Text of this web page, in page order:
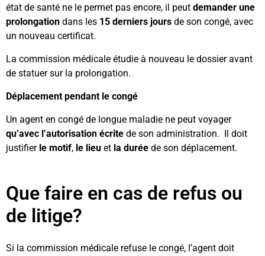
état de santé ne le permet pas encore, il peut demander une
prolongation dans les 15 derniers jours de son congé, avec
un nouveau certificat.
La commission médicale étudie à nouveau le dossier avant
de statuer sur la prolongation.
Déplacement pendant le congé
Un agent en congé de longue maladie ne peut voyager
qu’avec l’autorisation écrite de son administration. Il doit
justifier le motif, le lieu et la durée de son déplacement.
Que faire en cas de refus ou
de litige?
Si la commission médicale refuse le congé, l’agent doit